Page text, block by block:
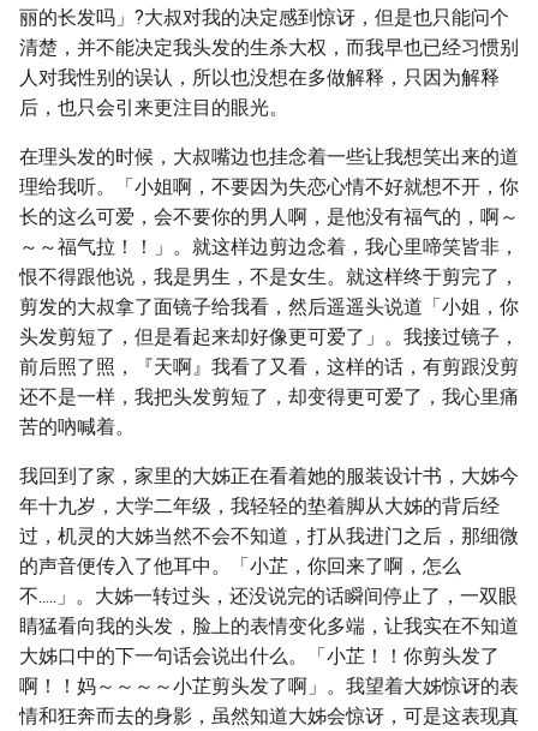
丽的长发吗」?大叔对我的决定感到惊讶，但是也只能问个
清楚，并不能决定我头发的生杀大权，而我早也已经习惯别
人对我性别的误认，所以也没想在多做解释，只因为解释
后，也只会引来更注目的眼光。
在理头发的时候，大叔嘴边也挂念着一些让我想笑出来的道
理给我听。「小姐啊，不要因为失恋心情不好就想不开，你
长的这么可爱，会不要你的男人啊，是他没有福气的，啊～
～～福气拉！！」。就这样边剪边念着，我心里啼笑皆非，
恨不得跟他说，我是男生，不是女生。就这样终于剪完了，
剪发的大叔拿了面镜子给我看，然后遥遥头说道「小姐，你
头发剪短了，但是看起来却好像更可爱了」。我接过镜子，
前后照了照，『天啊』我看了又看，这样的话，有剪跟没剪
还不是一样，我把头发剪短了，却变得更可爱了，我心里痛
苦的吶喊着。
我回到了家，家里的大姊正在看着她的服装设计书，大姊今
年十九岁，大学二年级，我轻轻的垫着脚从大姊的背后经
过，机灵的大姊当然不会不知道，打从我进门之后，那细微
的声音便传入了他耳中。「小芷，你回来了啊，怎么
不.....」。大姊一转过头，还没说完的话瞬间停止了，一双眼
睛猛看向我的头发，脸上的表情变化多端，让我实在不知道
大姊口中的下一句话会说出什么。「小芷！！你剪头发了
啊！！妈～～～～小芷剪头发了啊」。我望着大姊惊讶的表
情和狂奔而去的身影，虽然知道大姊会惊讶，可是这表现真